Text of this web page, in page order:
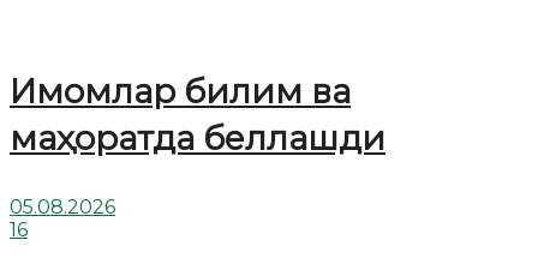
Имомлар билим ва
маҳоратда беллашди
05.08.2026
16